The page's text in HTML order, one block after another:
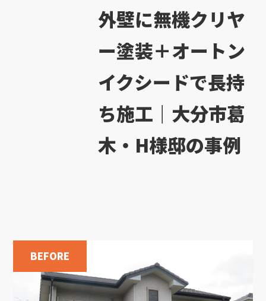
外壁に無機クリヤ
ー塗装＋オートン
イクシードで長持
ち施工｜大分市葛
木・H様邸の事例
BEFORE